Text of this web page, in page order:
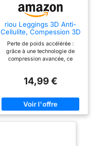
riou Leggings 3D Anti-
Cellulite, Compession 3D
Taille Haute, sans
Couture, Pantalon de
Sport pour Course à
Pantalon Sport Noir
Perte de poids accélérée :
grâce à une technologie de
compression avancée, ce
vous aide à brûler les graisses
la cellulite : le design spécial
du tissu agit sur les zones à
problèmes, réduisant
14,99 €